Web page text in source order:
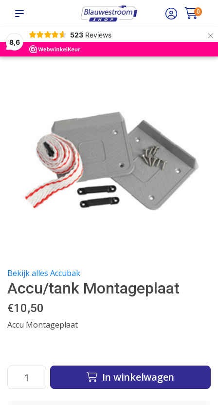
8,6
523 Reviews ×
0
Bekijk alles Accubak
Accu/tank Montageplaat
€10,50
Accu Montageplaat
In winkelwagen